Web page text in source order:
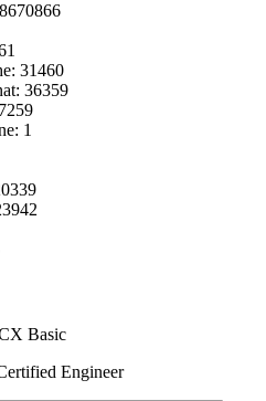
31460
36359
1
Engineer